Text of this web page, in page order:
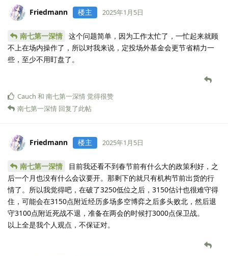
Friedmann 楼主 2025年1月5日
南七第一深情
这个问题简单，因为工作太忙了，一忙起来就顾
不上在场内操作了，所以对我来说，定投场外基金会更节省精力一
些，至少不用盯盘了。
Cauch 和 南七第一深情觉得很赞
南七第一深情 回复了此帖
Friedmann 楼主 2025年1月5日
南七第一深情
目前我还看不到春节前有什么大的政策利好，之
后一个月也没有什么会议要开。那剩下的就只有机构节前出货的行
情了。所以我觉得吧，在破了3250低位之后，3150估计也很难守得
住，可能会在3150点附近经历多场多空博弈之后多头败北，然后退
守3100点附近死战不退，准备在两会的时候打3000点保卫战。
以上全是我个人观点，不保证对。